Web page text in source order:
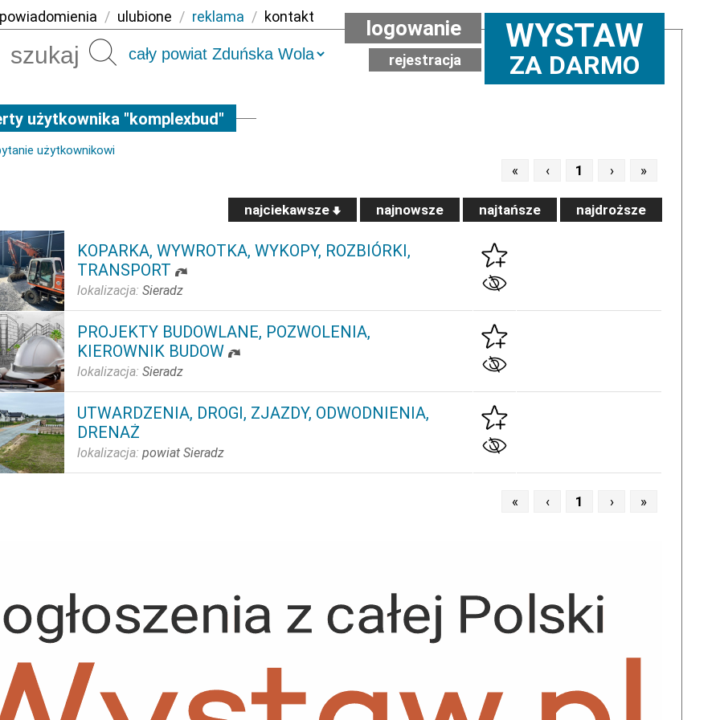
powiadomienia / ulubione / reklama / kontakt
Szukaj WYSTAW
ZA DARMO
logowanie
rejestracja
użytkownika "komplexbud"
użytkownikowi
« ‹ 1 › »
najciekawsze najnowsze najtańsze najdroższe
KOPARKA, WYWROTKA, WYKOPY, ROZBIÓRKI,
TRANSPORT
lokalizacja: Sieradz
PROJEKTY BUDOWLANE, POZWOLENIA,
KIEROWNIK BUDOW
lokalizacja: Sieradz
UTWARDZENIA, DROGI, ZJAZDY, ODWODNIENIA,
DRENAŻ
lokalizacja: powiat Sieradz
« ‹ 1 › »